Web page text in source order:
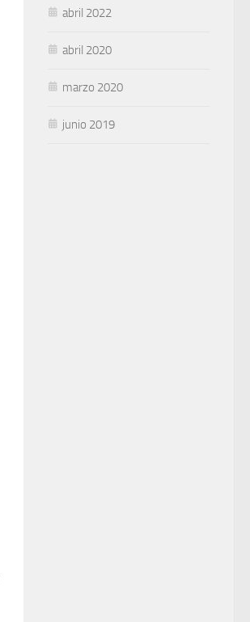
abril 2022
abril 2020
marzo 2020
junio 2019